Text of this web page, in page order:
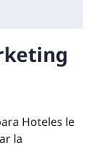
Hoteles le
la